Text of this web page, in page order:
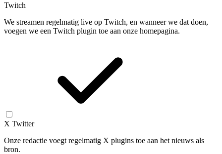
Twitch
We streamen regelmatig live op Twitch, en wanneer we dat doen,
voegen we een Twitch plugin toe aan onze homepagina.
X Twitter
Onze redactie voegt regelmatig X plugins toe aan het nieuws als
bron.